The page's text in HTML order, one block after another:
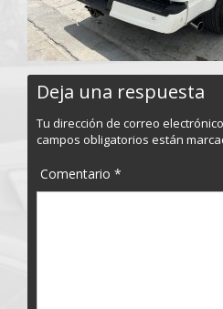
Deja una respuesta
Tu dirección de correo
campos obligatorios están
Comentario *